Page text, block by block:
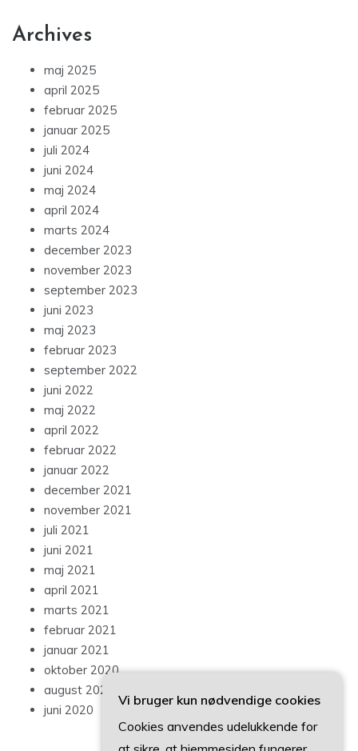
Archives
maj 2025
april 2025
februar 2025
januar 2025
juli 2024
juni 2024
maj 2024
april 2024
marts 2024
december 2023
november 2023
september 2023
juni 2023
maj 2023
februar 2023
september 2022
juni 2022
maj 2022
april 2022
februar 2022
januar 2022
december 2021
november 2021
juli 2021
juni 2021
maj 2021
april 2021
marts 2021
februar 2021
januar 2021
oktober 2020
august 2020
juni 2020
Vi bruger kun nødvendige cookies
Cookies anvendes udelukkende for